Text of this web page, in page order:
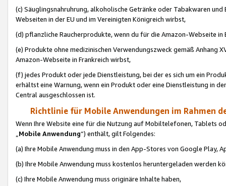
(c) Säuglingsnahruhrung, alkoholische Getränke oder Tabakwaren
Webseiten in der EU und im Vereinigten Königreich wirbst,
(d) pflanzliche Raucherprodukte, wenn du für die Amazon-Webseite in
(e) Produkte ohne medizinischen Verwendungszweck gemäß Anhang
Amazon-Webseite in Frankreich wirbst,
(f) jedes Produkt oder jede Dienstleistung, bei der es sich um ein
erhältst eine Warnung, wenn ein Produkt oder eine Dienstleistung in
Central ausgeschlossen ist.
Richtlinie für Mobile Anwendungen im Rahmen
Wenn Ihre Website eine für die Nutzung auf Mobiltelefonen, Tablets
„Mobile Anwendung“) enthält, gilt Folgendes:
(a) Ihre Mobile Anwendung muss in den App-Stores von Google Play,
(b) Ihre Mobile Anwendung muss kostenlos heruntergeladen werden
(c) Ihre Mobile Anwendung muss originäre Inhalte haben,